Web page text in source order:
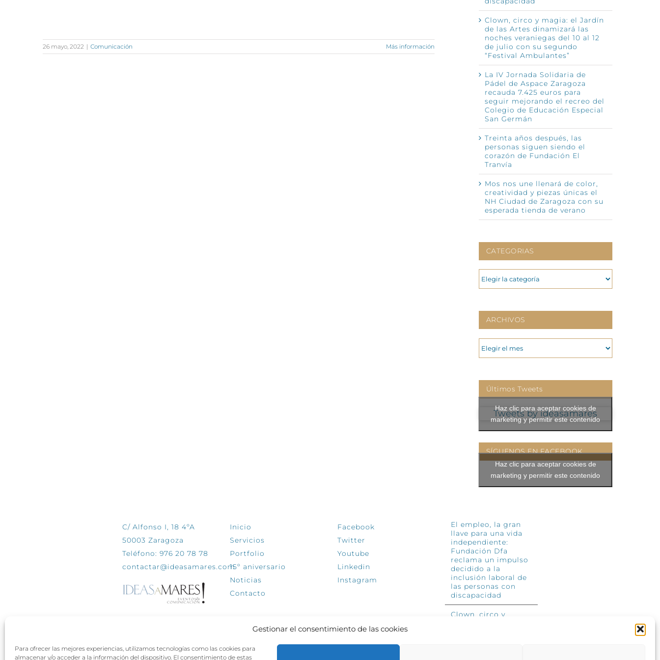
Gestionar el consentimiento de las cookies
Para ofrecer las mejores experiencias, utilizamos tecnologías como las cookies para
almacenar y/o acceder a la información del dispositivo. El consentimiento de estas
26 mayo, 2022 | Comunicación Más información
Clown, circo y magia: el Jardín
de las Artes dinamizará las
noches veraniegas del 10 al 12
de julio con su segundo
“Festival Ambulantes”
La IV Jornada Solidaria de
Pádel de Aspace Zaragoza
recauda 7.425 euros para
seguir mejorando el recreo del
Colegio de Educación Especial
San Germán
Treinta años después, las
personas siguen siendo el
corazón de Fundación El
Tranvía
Mos nos une llenará de color,
creatividad y piezas únicas el
NH Ciudad de Zaragoza con su
esperada tienda de verano
CATEGORIAS
CATEGORIAS
ARCHIVOS
ARCHIVOS
Últimos Tweets
Tweets by ideasamares
Haz clic para aceptar cookies de
marketing y permitir este contenido
SÍGUENOS EN FACEBOOK
Haz clic para aceptar cookies de
marketing y permitir este contenido
C/ Alfonso I, 18 4ºA
50003 Zaragoza
Teléfono: 976 20 78 78
contactar@ideasamares.com
Inicio
Servicios
Portfolio
15º aniversario
Noticias
Contacto
Facebook
Twitter
Youtube
Linkedin
Instagram
El empleo, la gran
llave para una vida
independiente:
Fundación Dfa
reclama un impulso
decidido a la
inclusión laboral de
las personas con
discapacidad
Clown, circo y